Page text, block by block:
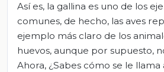
Así es, la gallina es uno de los
comunes, de hecho, las aves
ejemplo más claro de los
huevos, aunque por supuesto,
Ahora, ¿Sabes cómo se le